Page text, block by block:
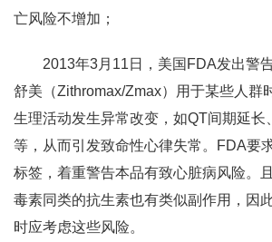
亡风险不增加；
2013年3月11日，美国FDA发出警
舒美（Zithromax/Zmax）用于某些人群
生理活动发生异常改变，如QT间期延长
等，从而引发致命性心律失常。FDA要
标签，着重警告本品有致心脏病风险。
毒素同类的抗生素也有类似副作用，因
时应考虑这些风险。